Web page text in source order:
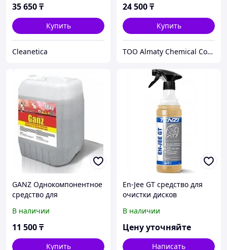
35 650₸
Купить
Cleanetica
24 500₸
Купить
ТОО Almaty Chemical Company
GANZ Однокомпонентное
средство для
кг.
В наличии
11 500₸
Купить
En-Jee GT средство для
очистки дисков
В наличии
Цену уточняйте
Написать